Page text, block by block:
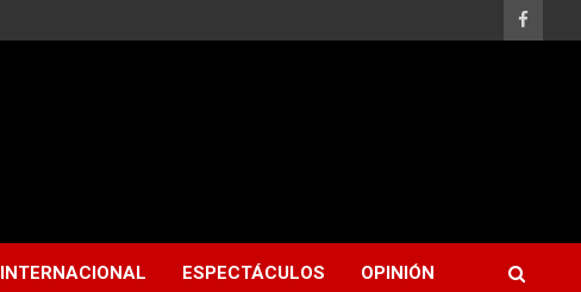
INTERNACIONAL ESPECTÁCULOS OPINIÓN